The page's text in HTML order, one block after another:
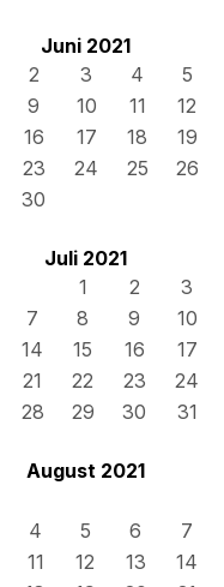
Juni 2021
2 3 4 5
9 10 11 12
16 17 18 19
23 24 25 26
30
Juli 2021
1
2 3
7 8 9 10
14 15 16 17
21 22 23 24
28 29 30 31
August 2021
4 5 6 7
11 12 13 14